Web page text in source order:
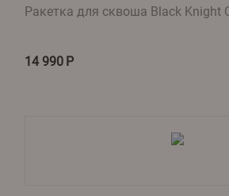
Ракетка для сквоша Black Knight
14 990 Р